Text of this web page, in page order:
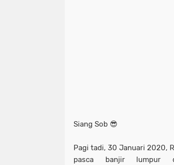
Siang Sob 😎
Pagi tadi, 30 Januari 2020,
pasca banjir lumpur